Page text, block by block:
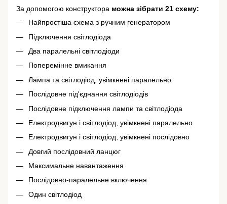
За допомогою конструктора можна зібрати 21 схему:
Найпростіша схема з ручним генератором
Підключення світлодіода
Два паралельні світлодіоди
Поперемінне вмикання
Лампа та світлодіод, увімкнені паралельно
Послідовне під'єднання світлодіодів
Послідовне підключення лампи та світлодіода
Електродвигун і світлодіод, увімкнені паралельно
Електродвигун і світлодіод, увімкнені послідовно
Довгий послідовний ланцюг
Максимальне навантаження
Послідовно-паралельне включення
Один світлодіод